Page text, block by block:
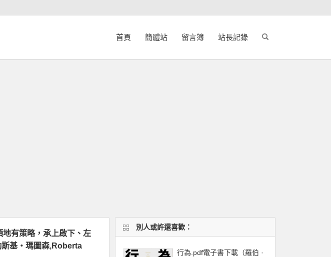
首頁 簡體站 留言簿 站長記錄
有策略，承上啟下、左
斯基‧瑪圖森,Roberta
別人或許還喜歡：
行為.pdf電子書下載（羅伯 ·